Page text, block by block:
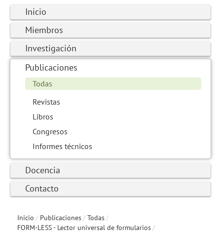
Inicio
Miembros
Investigación
Publicaciones
Todas
Revistas
Libros
Congresos
Informes técnicos
Docencia
Contacto
Inicio / Publicaciones/ Todas/
FORM-LESS - Lector universal de formularios/